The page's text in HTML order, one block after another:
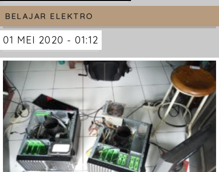
BELAJAR ELEKTRO
01 MEI 2020 - 01:12